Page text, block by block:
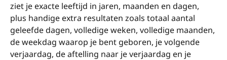
ziet je exacte leeftijd in jaren, maanden en dagen,
plus handige extra resultaten zoals totaal aantal
geleefde dagen, volledige weken, volledige maanden,
de weekdag waarop je bent geboren, je volgende
verjaardag, de aftelling naar je verjaardag en je